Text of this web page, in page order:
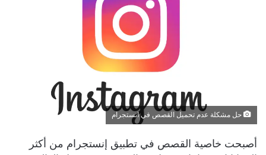
حل مشكلة عدم تحميل القصص في انستجرام
أصبحت خاصية القصص في تطبيق إنستجرام من أكثر